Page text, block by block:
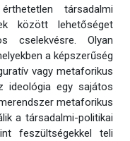
társadalmi
között lehetőséget
cselekvésre. Olyan
a képszerűség
vagy metaforikus
ideológia egy sajátos
metaforikus
a társadalmi-politikai
feszültségekkel teli